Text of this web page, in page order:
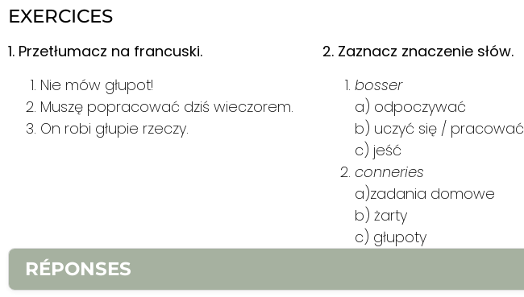
EXERCICES
1. Przetłumacz na francuski.
Nie mów głupot!
Muszę popracować dziś wieczorem.
On robi głupie rzeczy.
2. Zaznacz znaczenie słów.
bosser
a) odpoczywać
b) uczyć się / pracować
c) jeść
conneries
a)zadania domowe
b) żarty
c) głupoty
RÉPONSES